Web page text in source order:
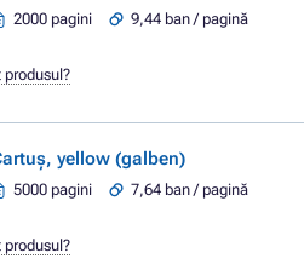
2000 pagini
9,44 ban / pagină
yellow (galben)
5000 pagini
7,64 ban / pagină